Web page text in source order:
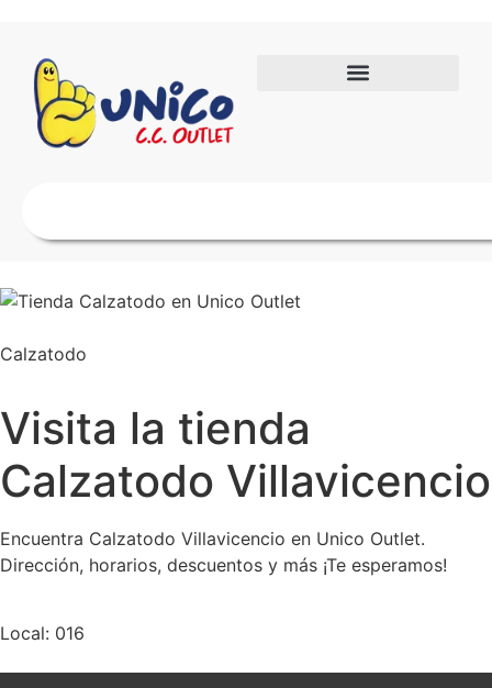
Calzatodo
Visita la tienda
Calzatodo Villavicencio
Encuentra Calzatodo Villavicencio en Unico Outlet.
Dirección, horarios, descuentos y más ¡Te esperamos!
Local: 016